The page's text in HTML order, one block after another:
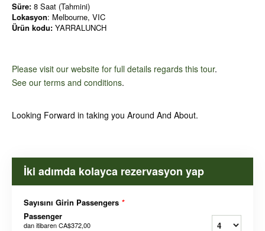
Süre: 8 Saat (Tahmini)
Lokasyon: Melbourne, VIC
Ürün kodu: YARRALUNCH
Please visit our website for full details regards this tour.
See our terms and conditions.
Looking Forward in taking you Around And About.
İki adımda kolayca rezervasyon yap
Sayısını Girin Passengers *
Passenger
dan itibarenCA$372,00